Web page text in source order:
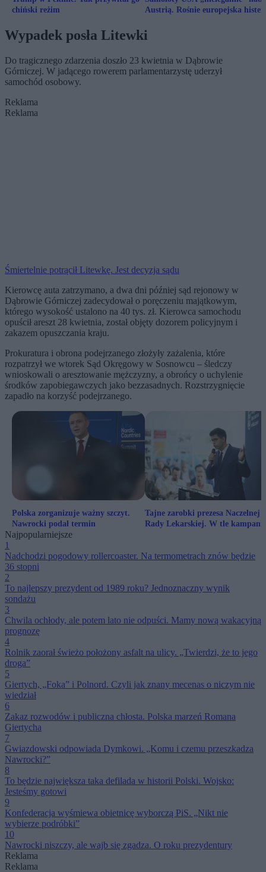
chiński reżim
Austrią. Rośnie europejska
Wypadek posła Litewki
Do tragicznego zdarzenia doszło 23 kwietnia w Dąbrowie
Górniczej. W jadącego rowerem parlamentarzystę uderzył
samochód osobowy.
Reklama
Reklama
Śmiertelnie potrącił Litewkę. Jest decyzja sądu
Kierowcę auta zatrzymano, a dwa dni później sąd rejonowy w
Dąbrowie Górniczej zadecydował o poręczeniu majątkowym,
którego wysokość ustalono na 40 tys. zł. Kierowca samochodu
opuścił areszt 28 kwietnia, został objęty dozorem policyjnym i
zakazem opuszczania kraju.
Prokuratura i obrona podejrzanego złożyły zażalenia, które
rozpatrzył we wtorek Sąd Okręgowy w Sosnowcu – śledczy
wnioskowali o aresztowanie mężczyzny, a obrońcy o uchylenie
środków zapobiegawczych jako bezzasadnych. Rozstrzygnięcie
zapadło na korzyść podejrzanego.
Polska zorganizuje ważny szczyt.
Nawrocki podał termin
Tajne zarobki prezesa Naczelnej
Rady Lekarskiej. W tle
Najpopularniejsze
1
Nadchodzi pogodowy rollercoaster. Na termometrach znów będzie
36 stopni
2
To najlepszy prezydent od 1989 roku? Jednoznaczny wynik
sondażu
3
Chwila ochłody, ale potem lato nie odpuści. Mamy nową wakacyjną
prognozę
4
Rolnik zaorał świeżo położony asfalt na ulicy. „Twierdzi, że to jego
droga”
5
Giertych, „Foka” i Polnord. Czyli jak znany mecenas o niczym nie
wiedział
6
Zakaz rozwodów i publiczna chłosta. Polska marzeń Romana
Giertycha
7
Gwiazdowski odpowiada Dymkowi. „Komu i czemu przeszkadza
Nawrocki?”
8
To będzie największa taka defilada w historii Polski. Wojsko:
Jesteśmy gotowi
9
Konfederacja wyśmiewa obietnicę wyborczą PiS. „Nikt nie
wybierze podróbki”
10
Nawrocki niszczy, ale wajb się zgadza. O roku prezydentury
Reklama
Reklama